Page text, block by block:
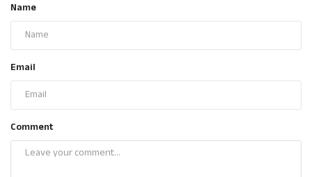
Name
Email
Comment